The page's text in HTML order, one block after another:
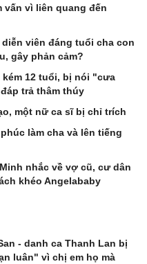
vấn vì liên quang đến
viên đáng tuổi cha con
gây phản cảm?
12 tuổi, bị nói "cưa
trả thâm thúy
một nữ ca sĩ bị chỉ trích
làm cha và lên tiếng
nhắc về vợ cũ, cư dân
khéo Angelababy
- danh ca Thanh Lan bị
luân" vì chị em họ mà